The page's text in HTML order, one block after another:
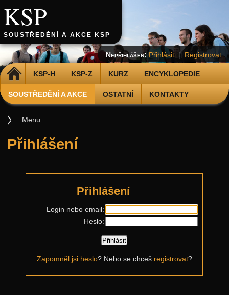
KSP
SOUSTŘEDĚNÍ A AKCE KSP
DOMŮ KSP-H KSP-Z KURZ ENCYKLOPEDIE
SOUSTŘEDĚNÍ A AKCE OSTATNÍ KONTAKTY
Nepřihlášen: Přihlásit | Registrovat
Přihlášení
Přihlášení
Login nebo email:
Heslo:
Zapomněl jsi heslo? Nebo se chceš registrovat?
Menu
Historické akce